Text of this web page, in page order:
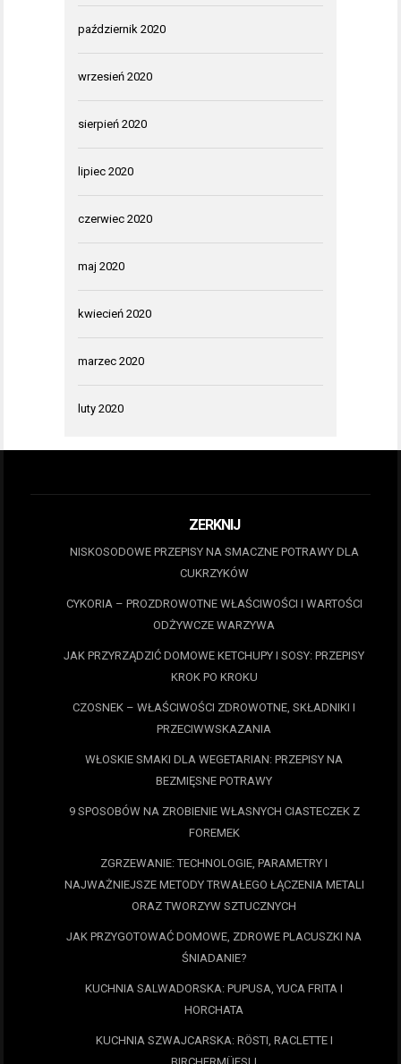
październik 2020
wrzesień 2020
sierpień 2020
lipiec 2020
czerwiec 2020
maj 2020
kwiecień 2020
marzec 2020
luty 2020
ZERKNIJ
NISKOSODOWE PRZEPISY NA SMACZNE POTRAWY DLA
CUKRZYKÓW
CYKORIA – PROZDROWOTNE WŁAŚCIWOŚCI I WARTOŚCI
ODŻYWCZE WARZYWA
JAK PRZYRZĄDZIĆ DOMOWE KETCHUPY I SOSY: PRZEPISY
KROK PO KROKU
CZOSNEK – WŁAŚCIWOŚCI ZDROWOTNE, SKŁADNIKI I
PRZECIWWSKAZANIA
WŁOSKIE SMAKI DLA WEGETARIAN: PRZEPISY NA
BEZMIĘSNE POTRAWY
9 SPOSOBÓW NA ZROBIENIE WŁASNYCH CIASTECZEK Z
FOREMEK
ZGRZEWANIE: TECHNOLOGIE, PARAMETRY I
NAJWAŻNIEJSZE METODY TRWAŁEGO ŁĄCZENIA METALI
ORAZ TWORZYW SZTUCZNYCH
JAK PRZYGOTOWAĆ DOMOWE, ZDROWE PLACUSZKI NA
ŚNIADANIE?
KUCHNIA SALWADORSKA: PUPUSA, YUCA FRITA I
HORCHATA
KUCHNIA SZWAJCARSKA: RÖSTI, RACLETTE I